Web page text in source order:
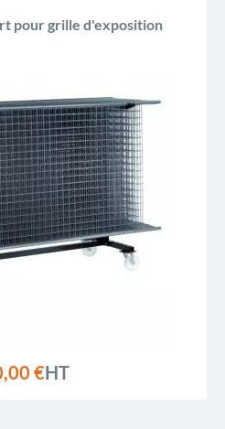
pour grille d'exposition
€HT